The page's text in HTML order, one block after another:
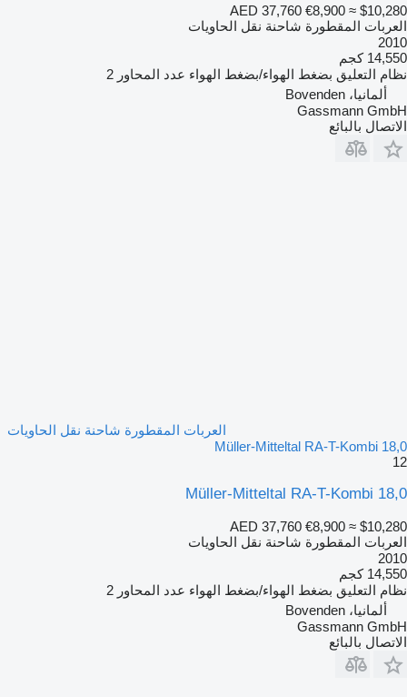
AED 37,760 €8,900 ≈ $10,280
العربات المقطورة شاحنة نقل الحاويات
2010
14,550 كجم
نظام التعليق بضغط الهواء/بضغط الهواء عدد المحاور 2
ألمانيا، Bovenden
Gassmann GmbH
الاتصال بالبائع
العربات المقطورة شاحنة نقل الحاويات
Müller-Mitteltal RA-T-Kombi 18,0
12
Müller-Mitteltal RA-T-Kombi 18,0
AED 37,760 €8,900 ≈ $10,280
العربات المقطورة شاحنة نقل الحاويات
2010
14,550 كجم
نظام التعليق بضغط الهواء/بضغط الهواء عدد المحاور 2
ألمانيا، Bovenden
Gassmann GmbH
الاتصال بالبائع